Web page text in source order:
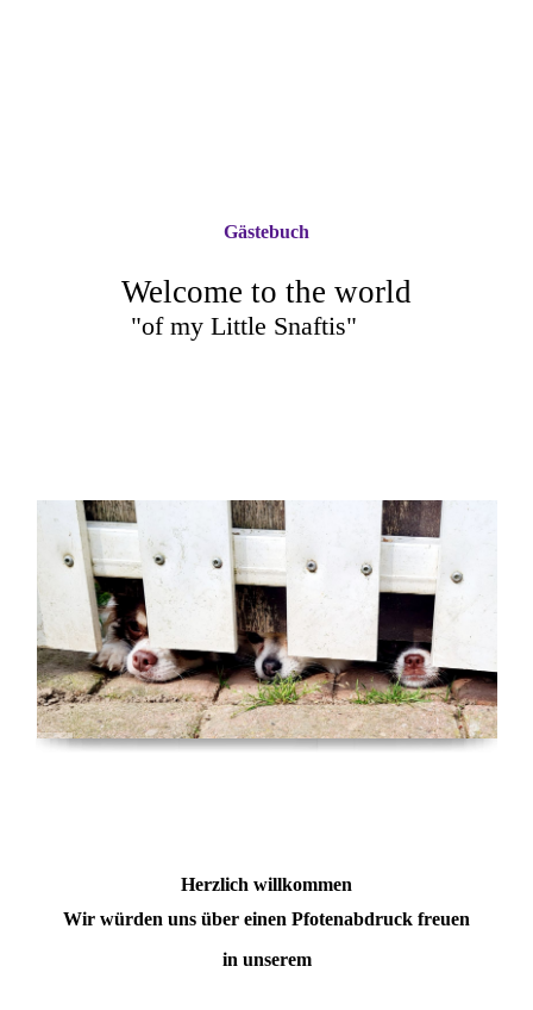
Welcome to the world
"of my Little Snaftis"
Gästebuch
Herzlich willkommen
Wir würden uns über einen Pfotenabdruck freuen
in unserem